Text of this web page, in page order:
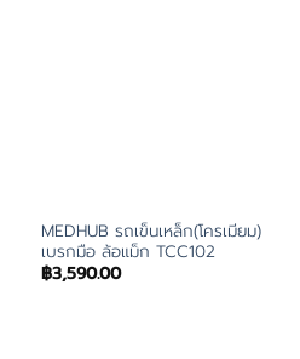
MEDHUB รถเข็นเหล็ก(โครเมียม)
เบรกมือ ล้อแม็ก TCC102
฿3,590.00